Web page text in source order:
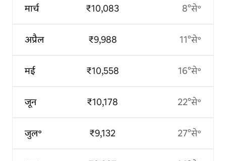
मार्च
अप्रैल
मई
जून
जुल॰
₹10,083
₹9,988
₹10,558
₹10,178
₹9,132
8°से॰
11°से॰
16°से॰
22°से॰
27°से॰